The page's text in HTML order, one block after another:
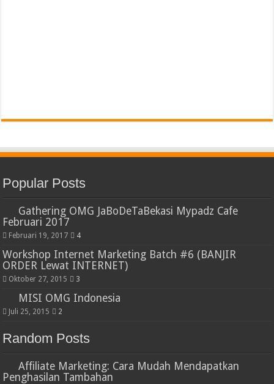
Popular Posts
Gathering OMG JaBoDeTaBekasi Mypadz Cafe
Februari 2017
Februari 19, 2017 4
Workshop Internet Marketing Batch #6 (BANJIR
ORDER Lewat INTERNET)
Oktober 27, 2015 3
MISI OMG Indonesia
Juli 25, 2015 2
Random Posts
Affiliate Marketing: Cara Mudah Mendapatkan
Penghasilan Tambahan